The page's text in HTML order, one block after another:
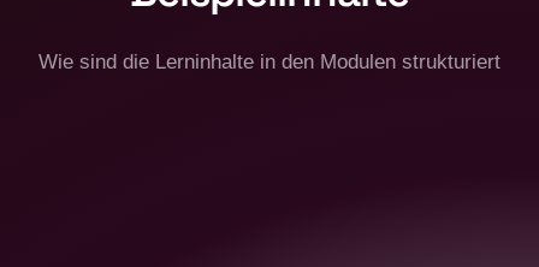
Wie sind die Lerninhalte in den Modulen strukturiert